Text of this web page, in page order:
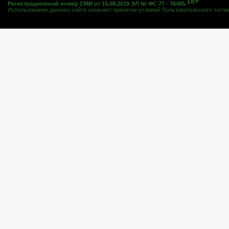
Регистрационный номер СМИ от 15.08.2019 ЭЛ № ФС 77 - 76485.
Использование данного сайта означает принятие условий Пользовательского